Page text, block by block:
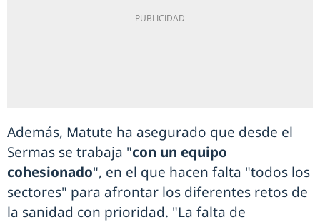
Además, Matute ha asegurado que desde el
Sermas se trabaja "con un equipo
cohesionado", en el que hacen falta "todos los
sectores" para afrontar los diferentes retos de
la sanidad con prioridad. "La falta de